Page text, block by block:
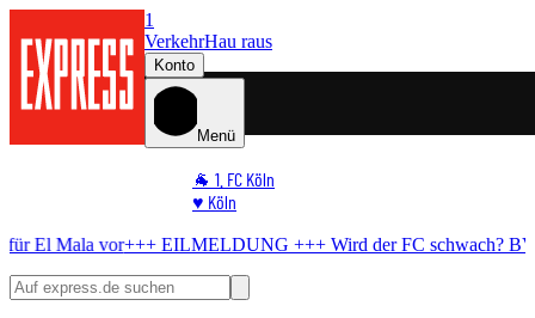
1
VerkehrHau raus
Konto
Menü
🐐 1. FC Köln
♥️ Köln
🏆 Sport
+++ EILMELDUNG +++Wird der FC schwach?BVB bereitet